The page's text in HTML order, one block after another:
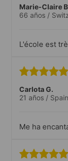
Marie-Claire
66 años /
L'école est
enseignants/
enseignante
compétents
Carlota G.
21 años / Spain
Me ha
amables y